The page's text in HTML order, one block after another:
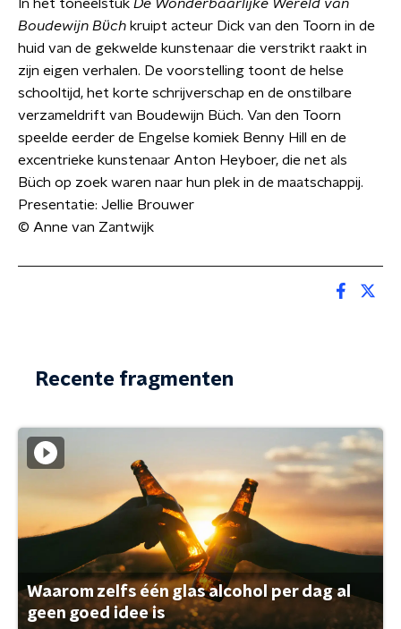
In het toneelstuk De Wonderbaarlijke Wereld van
Boudewijn Bϋch kruipt acteur Dick van den Toorn in de
huid van de gekwelde kunstenaar die verstrikt raakt in
zijn eigen verhalen. De voorstelling toont de helse
schooltijd, het korte schrijverschap en de onstilbare
verzameldrift van Boudewijn Büch. Van den Toorn
speelde eerder de Engelse komiek Benny Hill en de
excentrieke kunstenaar Anton Heyboer, die net als
Büch op zoek waren naar hun plek in de maatschappij.
Presentatie: Jellie Brouwer
© Anne van Zantwijk
Recente fragmenten
Waarom zelfs één glas alcohol per dag al
geen goed idee is